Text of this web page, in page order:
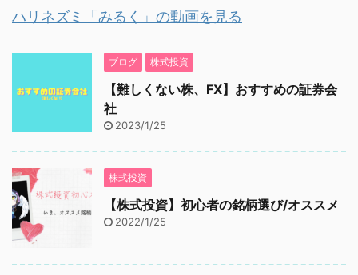
ハリネズミ「みるく」の動画を見る
ブログ 株式投資
【難しくない株、FX】おすすめの証券会
社
2023/1/25
株式投資
【株式投資】初心者の銘柄選び/オススメ
2022/1/25